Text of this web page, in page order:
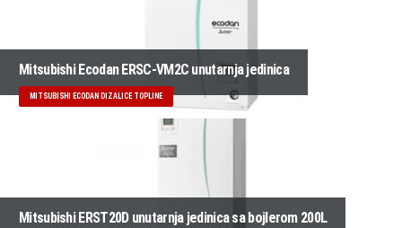
Mitsubishi Ecodan ERSC-VM2C unutarnja jedinica
MITSUBISHI ECODAN DIZALICE TOPLINE
Mitsubishi ERST20D unutarnja jedinica sa bojlerom 200L